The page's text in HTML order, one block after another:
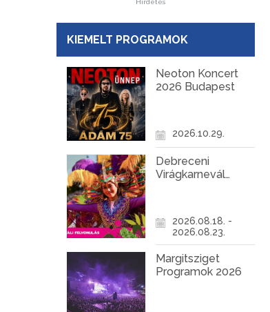
Hirdetés
KIEMELT PROGRAMOK
Neoton Koncert
2026 Budapest
2026.10.29.
Debreceni
Virágkarnevál
2026.08.18. -
2026.08.23.
Margitsziget
Programok 2026